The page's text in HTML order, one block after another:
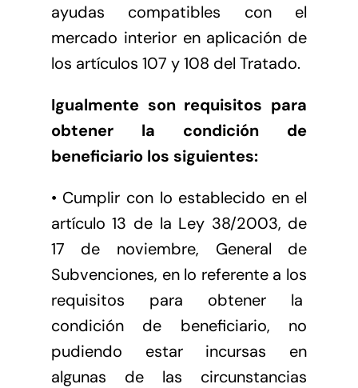
ayudas compatibles con el
mercado interior en aplicación de
los artículos 107 y 108 del Tratado.
Igualmente son requisitos para
obtener la condición de
beneficiario los siguientes:
• Cumplir con lo establecido en el
artículo 13 de la Ley 38/2003, de
17 de noviembre, General de
Subvenciones, en lo referente a los
requisitos para obtener la
condición de beneficiario, no
pudiendo estar incursas en
algunas de las circunstancias